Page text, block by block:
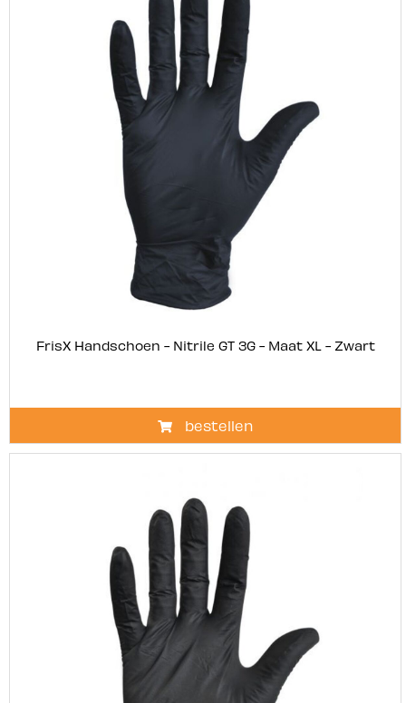
FrisX Handschoen - Nitrile GT 3G - Maat XL - Zwart
bestellen